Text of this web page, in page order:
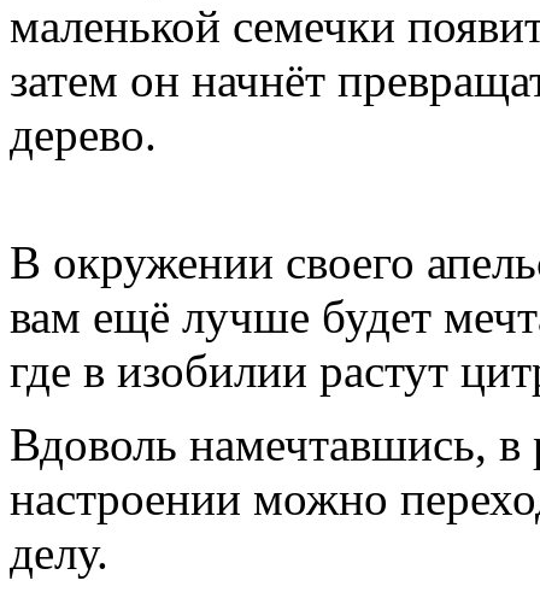
маленькой семечки
затем он начнёт
дерево.
В окружении своего
вам ещё лучше будет
где в изобилии растут
Вдоволь намечтавшись,
настроении можно
делу.